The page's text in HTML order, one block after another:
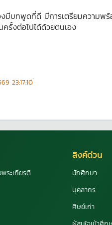
บทพูดที่ดี มีการเตรียมความพ
ครั้งต่อไปได้ด้วยตนเอง
23:17:10
ระเกียรติ
ลิงค์ด่วน
นักศึกษา
บุคลากร
ศิษย์เก่า